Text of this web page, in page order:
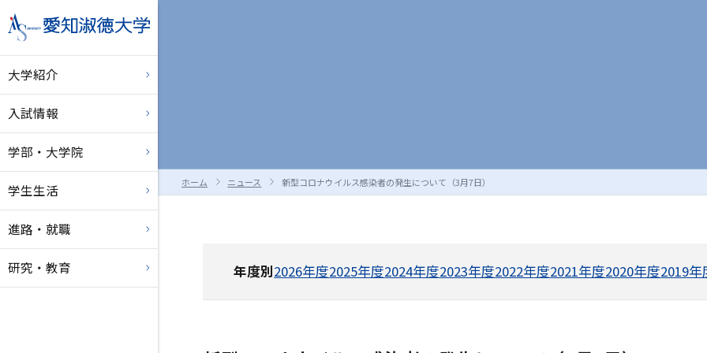
大学紹介
入試情報
学部・大学院
学生生活
進路・就職
研究・教育
ホーム ニュース 新型コロナウイルス感染者の発生について（3月7日）
年度別2026年度2025年度2024年度2023年度2022年度2021年度2020年度2019年